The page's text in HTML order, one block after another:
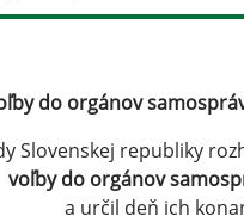
do orgánov
Slovenskej republiky
voľby do orgánov
a určil deň ich